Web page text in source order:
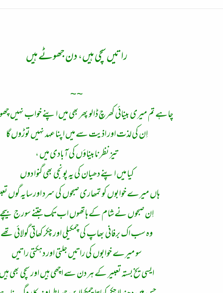
راتیں سچی ہیں، دن جھوٹے ہیں
~~
چاہے تم میری بینائی کھرچ ڈالو پھر بھی میں اپنے خواب نہیں
اِن کی لذت اور اذیت سے میں اپنا عہد نہیں توڑوں گا
تیز نظر نابیناؤں کی آبادی میں ،
کیا میں اپنے دھیان کی یہ پونجی بھی گنوا دوں
ہاں میرے خوابوں کو تمھاری صبحوں کی سرد اور سایہ گوں
اِن صبحوں نے شام کے ہاتھوں اب تک جتنے سورج بیچے
وہ سب اک برفانی بھاپ کی چمکیلی اور چکر کھاتی گولائی تھے
سو میرے خوابوں کی راتیں جلتی اور دہکتی راتیں
ایسی یخ بستہ تعبیر کے ہر دن سے اچھی ہیں اور سچی بھی